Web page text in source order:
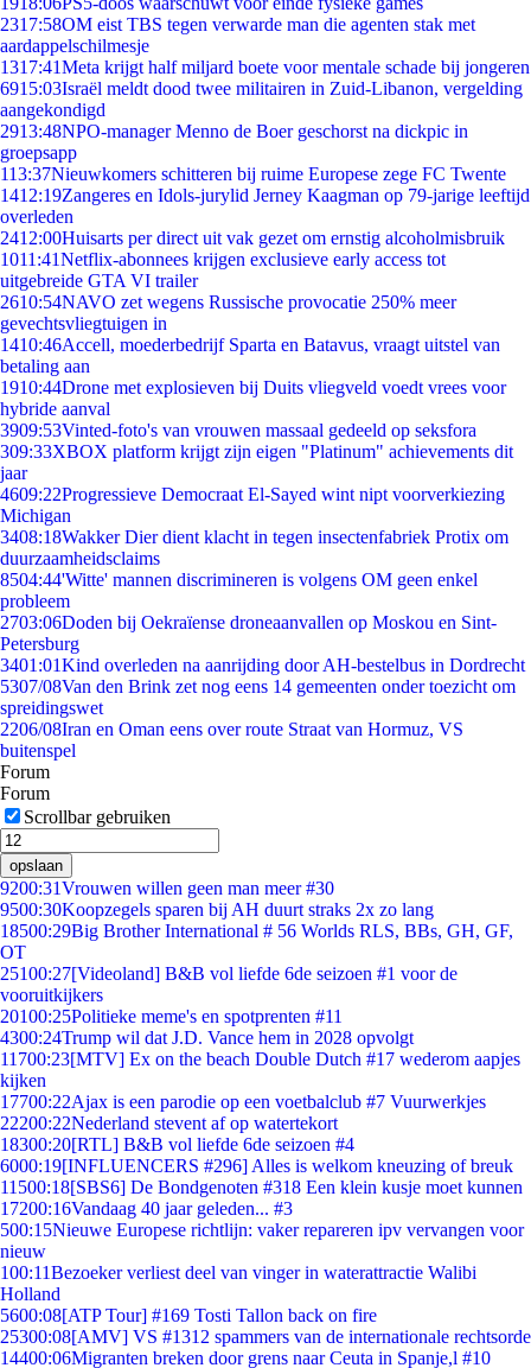
2317:58OM eist TBS tegen verwarde man die agenten stak met
aardappelschilmesje
1317:41Meta krijgt half miljard boete voor mentale schade bij jongeren
6915:03Israël meldt dood twee militairen in Zuid-Libanon, vergelding
aangekondigd
2913:48NPO-manager Menno de Boer geschorst na dickpic in
groepsapp
113:37Nieuwkomers schitteren bij ruime Europese zege FC Twente
1412:19Zangeres en Idols-jurylid Jerney Kaagman op 79-jarige leeftijd
overleden
2412:00Huisarts per direct uit vak gezet om ernstig alcoholmisbruik
1011:41Netflix-abonnees krijgen exclusieve early access tot
uitgebreide GTA VI trailer
2610:54NAVO zet wegens Russische provocatie 250% meer
gevechtsvliegtuigen in
1410:46Accell, moederbedrijf Sparta en Batavus, vraagt uitstel van
betaling aan
1910:44Drone met explosieven bij Duits vliegveld voedt vrees voor
hybride aanval
3909:53Vinted-foto's van vrouwen massaal gedeeld op seksfora
309:33XBOX platform krijgt zijn eigen "Platinum" achievements dit
jaar
4609:22Progressieve Democraat El-Sayed wint nipt voorverkiezing
Michigan
3408:18Wakker Dier dient klacht in tegen insectenfabriek Protix om
duurzaamheidsclaims
8504:44'Witte' mannen discrimineren is volgens OM geen enkel
probleem
2703:06Doden bij Oekraïense droneaanvallen op Moskou en Sint-
Petersburg
3401:01Kind overleden na aanrijding door AH-bestelbus in Dordrecht
5307/08Van den Brink zet nog eens 14 gemeenten onder toezicht om
spreidingswet
2206/08Iran en Oman eens over route Straat van Hormuz, VS
buitenspel
Forum
Forum
Scrollbar gebruiken
opslaan
9200:31Vrouwen willen geen man meer #30
9500:30Koopzegels sparen bij AH duurt straks 2x zo lang
18500:29Big Brother International # 56 Worlds RLS, BBs, GH, GF,
OT
25100:27[Videoland] B&B vol liefde 6de seizoen #1 voor de
vooruitkijkers
20100:25Politieke meme's en spotprenten #11
4300:24Trump wil dat J.D. Vance hem in 2028 opvolgt
11700:23[MTV] Ex on the beach Double Dutch #17 wederom aapjes
kijken
17700:22Ajax is een parodie op een voetbalclub #7 Vuurwerkjes
22200:22Nederland stevent af op watertekort
18300:20[RTL] B&B vol liefde 6de seizoen #4
6000:19[INFLUENCERS #296] Alles is welkom kneuzing of breuk
11500:18[SBS6] De Bondgenoten #318 Een klein kusje moet kunnen
17200:16Vandaag 40 jaar geleden... #3
500:15Nieuwe Europese richtlijn: vaker repareren ipv vervangen voor
nieuw
100:11Bezoeker verliest deel van vinger in waterattractie Walibi
Holland
5600:08[ATP Tour] #169 Tosti Tallon back on fire
25300:08[AMV] VS #1312 spammers van de internationale rechtsorde
14400:06Migranten breken door grens naar Ceuta in Spanje,l #10